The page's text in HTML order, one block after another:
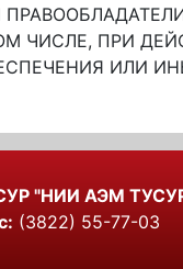
ЧИСЛЕ, ПРИ
ИЛИ
"НИИ АЭМ
(3822) 55-77-03